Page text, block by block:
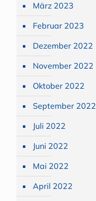
März 2023
Februar 2023
Dezember 2022
November 2022
Oktober 2022
September 2022
Juli 2022
Juni 2022
Mai 2022
April 2022